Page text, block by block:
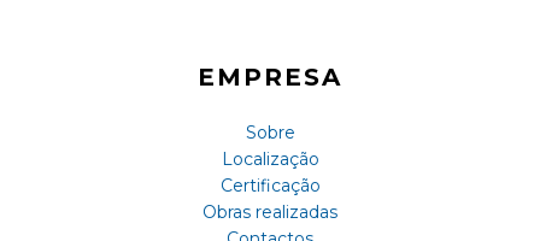
EMPRESA
Sobre
Localização
Certificação
Obras realizadas